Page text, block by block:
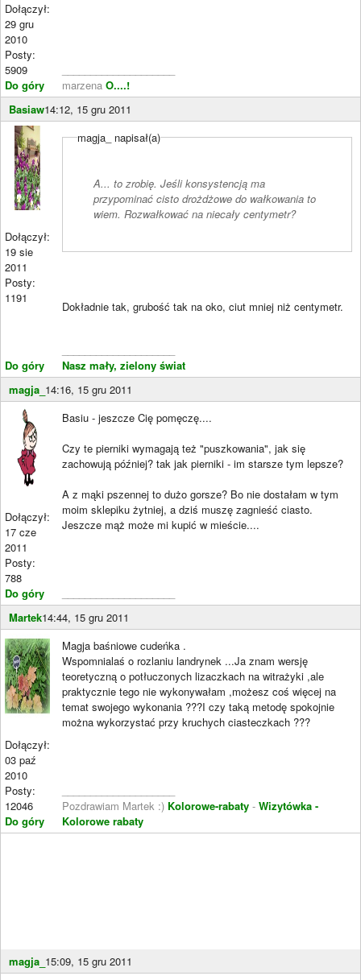
Dołączył:
29 gru
2010
Posty:
5909
Do góry
marzena O....!
Basiaw14:12, 15 gru 2011
Dołączył:
19 sie
2011
Posty:
1191
Do góry
magja_ napisał(a)
A... to zrobię. Jeśli konsystencją ma
przypominać cisto drożdżowe do wałkowania to
wiem. Rozwałkować na niecały centymetr?
Dokładnie tak, grubość tak na oko, ciut mniej niż centymetr.
Nasz mały, zielony świat
magja_ 14:16, 15 gru 2011
Dołączył:
17 cze
2011
Posty:
788
Do góry
Basiu - jeszcze Cię pomęczę....
Czy te pierniki wymagają też "puszkowania", jak się
zachowują później? tak jak pierniki - im starsze tym lepsze?
A z mąki pszennej to dużo gorsze? Bo nie dostałam w tym
moim sklepiku żytniej, a dziś muszę zagnieść ciasto.
Jeszcze mąż może mi kupić w mieście....
Martek14:44, 15 gru 2011
Dołączył:
03 paź
2010
Posty:
12046
Do góry
Magja baśniowe cudeńka .
Wspomnialaś o rozlaniu landrynek ...Ja znam wersję
teoretyczną o potłuczonych lizaczkach na witrażyki ,ale
praktycznie tego nie wykonywałam ,możesz coś więcej na
temat swojego wykonania ???I czy taką metodę spokojnie
można wykorzystać przy kruchych ciasteczkach ???
Pozdrawiam Martek :) Kolorowe-rabaty - Wizytówka -
Kolorowe rabaty
magja_ 15:09, 15 gru 2011